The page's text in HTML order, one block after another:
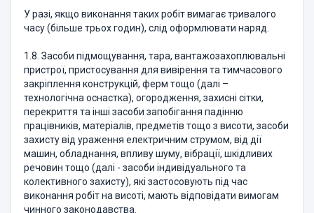
У разі, якщо виконання таких робіт вимагає тривалого
часу (більше трьох годин), слід оформлювати наряд.
1.8. Засоби підмощування, тара, вантажозахоплювальні
пристрої, пристосування для вивірення та тимчасового
закріплення конструкцій, ферм тощо (далі –
технологічна оснастка), огородження, захисні сітки,
перекриття та інші засоби запобігання падінню
працівників, матеріалів, предметів тощо з висоти, засоби
захисту від ураження електричним струмом, від дії
машин, обладнання, впливу шуму, вібрації, шкідливих
речовин тощо (далі - засоби індивідуального та
колективного захисту), які застосовують під час
виконання робіт на висоті, мають відповідати вимогам
чинного законодавства.